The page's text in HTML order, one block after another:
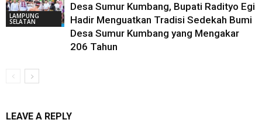
LAMPUNG
SELATAN
Desa Sumur Kumbang, Bupati Radityo Egi
Hadir Menguatkan Tradisi Sedekah Bumi
Desa Sumur Kumbang yang Mengakar
206 Tahun
LEAVE A REPLY